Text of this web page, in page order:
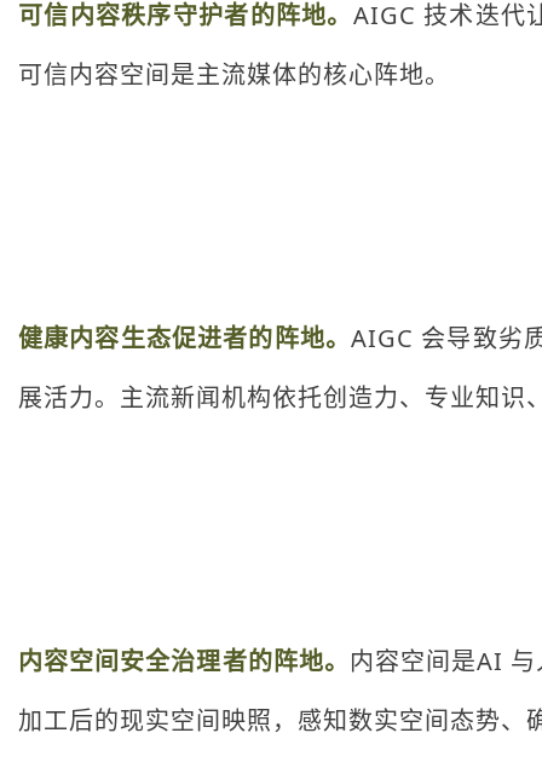
可信内容秩序守护者的阵地。 AIGC 技术迭代
可信内容空间是主流媒体的核心阵地。
健康内容生态促进者的阵地。AIGC 会导致劣
展活力。主流新闻机构依托创造力、专业知
内容空间安全治理者的阵地。 内容空间是AI
加工后的现实空间映照，感知数实空间态势